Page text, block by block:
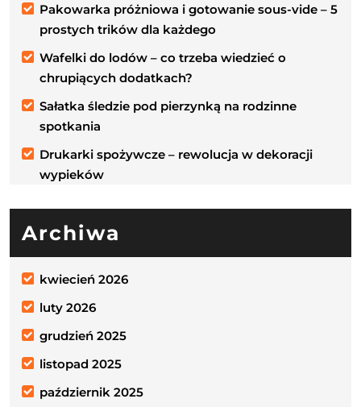
Pakowarka próżniowa i gotowanie sous-vide – 5
prostych trików dla każdego
Wafelki do lodów – co trzeba wiedzieć o
chrupiących dodatkach?
Sałatka śledzie pod pierzynką na rodzinne
spotkania
Drukarki spożywcze – rewolucja w dekoracji
wypieków
Archiwa
kwiecień 2026
luty 2026
grudzień 2025
listopad 2025
październik 2025